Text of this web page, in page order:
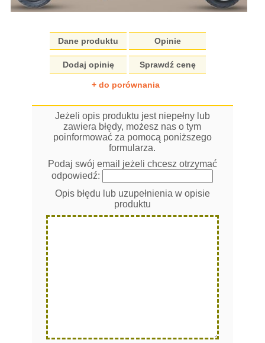
Dane produktu Opinie
Dodaj opinię Sprawdź cenę
+ do porównania
Jeżeli opis produktu jest niepełny lub
zawiera błędy, możesz nas o tym
poinformować za pomocą poniższego
formularza.
Podaj swój email jeżeli chcesz otrzymać
odpowiedź:
Opis błędu lub uzupełnienia w opisie
produktu